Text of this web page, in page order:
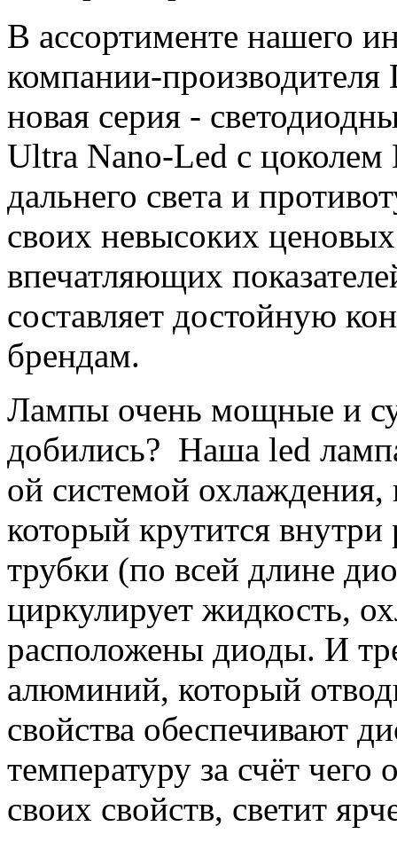
В ассортименте нашего
компании-производителя
новая серия -
Ultra Nano-Led с цоколем
дальнего света и
своих невысоких
впечатляющих
составляет достойную
брендам.
Лампы очень мощные и
добились? Наша led
ой системой
который крутится
трубки (по всей длине
циркулирует жидкость,
расположены диоды. И
алюминий, который
свойства обеспечивают
температуру за счёт чего
своих свойств, светит